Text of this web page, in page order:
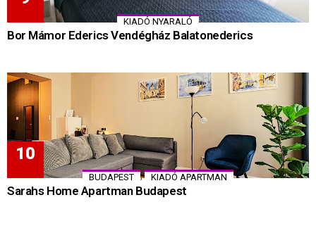
KIADÓ NYARALÓ
Bor Mámor Ederics Vendégház Balatonederics
BUDAPEST , KIADÓ APARTMAN
Sarahs Home Apartman Budapest